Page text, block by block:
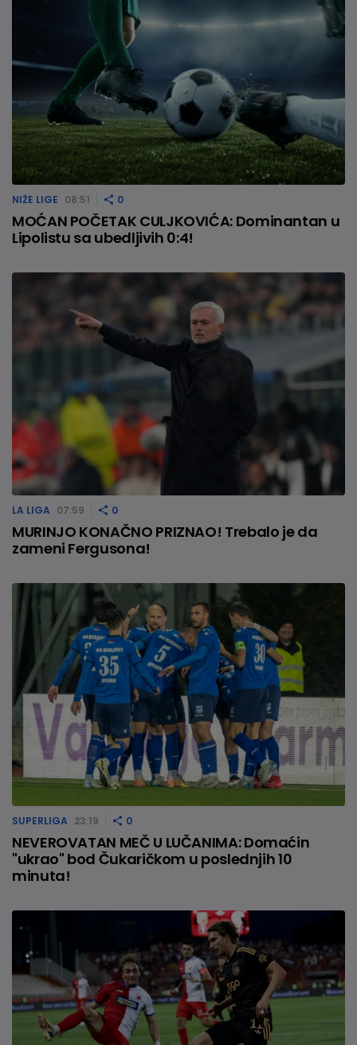
NIŽE LIGE 08:51 0
MOĆAN POČETAK CULJKOVIĆA: Dominantan u
Lipolistu sa ubedljivih 0:4!
LA LIGA 07:59 0
MURINJO KONAČNO PRIZNAO! Trebalo je da
zameni Fergusona!
SUPERLIGA 23:19 0
NEVEROVATAN MEČ U LUČANIMA: Domaćin
"ukrao" bod Čukaričkom u poslednjih 10
minuta!